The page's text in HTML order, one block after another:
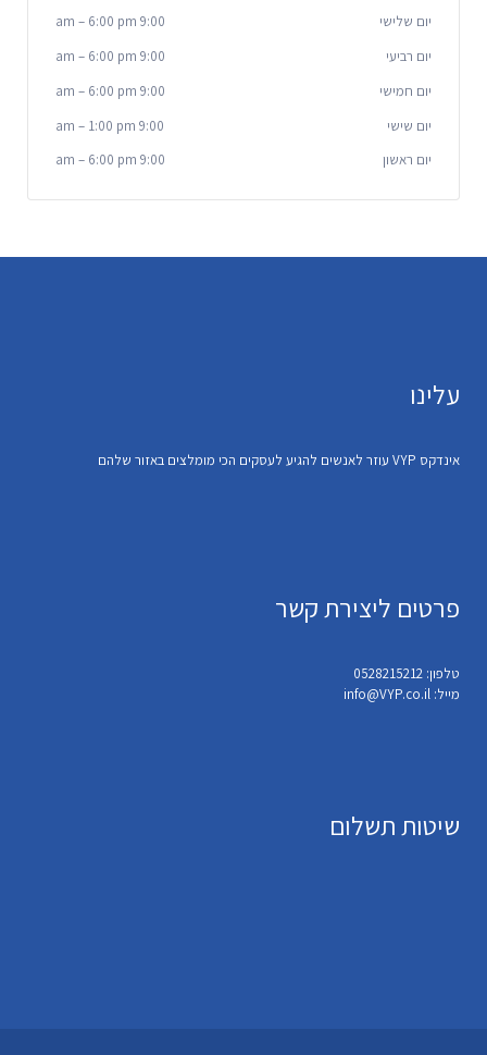
יום שלישי
9:00 am
– 6:00 pm
יום רביעי
9:00 am
– 6:00 pm
יום חמישי
9:00 am
– 6:00 pm
יום שישי
9:00 am
– 1:00 pm
יום ראשון
9:00 am
– 6:00 pm
עלינו
אינדקס VYP עוזר לאנשים להגיע לעסקים הכי מומלצים באזור שלהם
פרטים ליצירת קשר
טלפון: 0528215212
מייל: info@VYP.co.il
שיטות תשלום